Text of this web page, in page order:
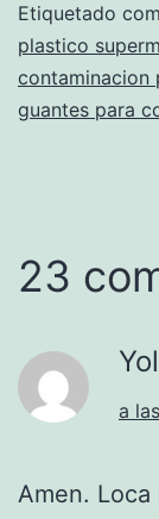
Etiquetado
plastico
contaminacion
guantes para
23
a las
Amen.